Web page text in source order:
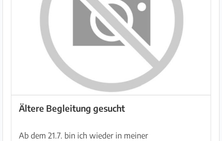
Ältere Begleitung gesucht
Ab dem 21.7. bin ich wieder in meiner